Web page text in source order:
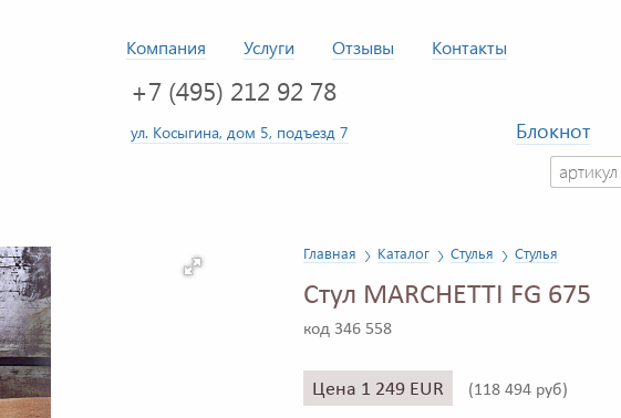
Компания Услуги Отзывы Контакты
+7 (495) 212 92 78
ул. Косыгина, дом 5, подъезд 7
Блокнот
Главная Каталог Стулья Стулья
Стул MARCHETTI FG 675
код 346 558
Цена 1 249 EUR (118 494 руб)